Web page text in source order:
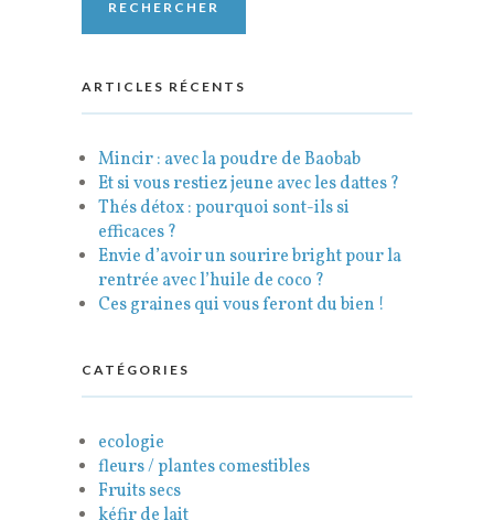
ARTICLES RÉCENTS
Mincir : avec la poudre de Baobab
Et si vous restiez jeune avec les dattes ?
Thés détox : pourquoi sont-ils si
efficaces ?
Envie d’avoir un sourire bright pour la
rentrée avec l’huile de coco ?
Ces graines qui vous feront du bien !
CATÉGORIES
ecologie
fleurs / plantes comestibles
Fruits secs